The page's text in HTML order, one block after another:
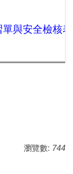
與安全檢核
瀏覽數: 744